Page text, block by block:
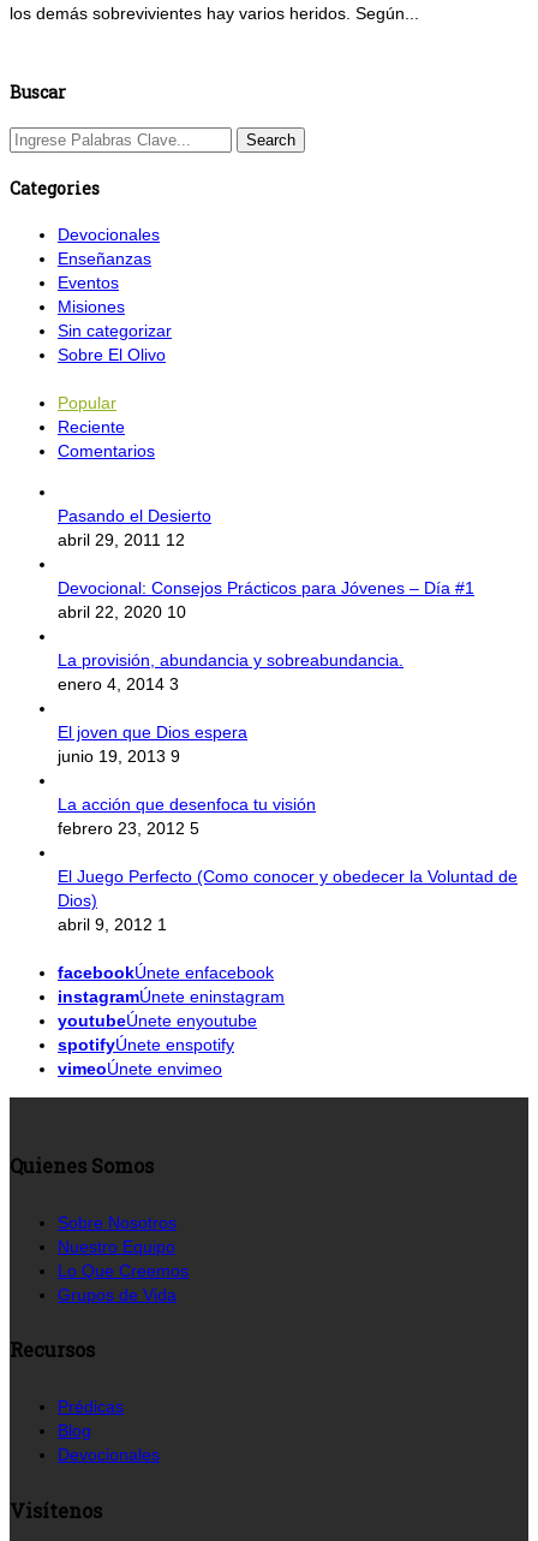
los demás sobrevivientes hay varios heridos. Según...
Buscar
Categories
Devocionales
Enseñanzas
Eventos
Misiones
Sin categorizar
Sobre El Olivo
Popular
Reciente
Comentarios
Pasando el Desierto
abril 29, 2011 12
Devocional: Consejos Prácticos para Jóvenes – Día #1
abril 22, 2020 10
La provisión, abundancia y sobreabundancia.
enero 4, 2014 3
El joven que Dios espera
junio 19, 2013 9
La acción que desenfoca tu visión
febrero 23, 2012 5
El Juego Perfecto (Como conocer y obedecer la Voluntad de
Dios)
abril 9, 2012 1
facebookÚnete enfacebook
instagramÚnete eninstagram
youtubeÚnete enyoutube
spotifyÚnete enspotify
vimeoÚnete envimeo
Quienes Somos
Sobre Nosotros
Nuestro Equipo
Lo Que Creemos
Grupos de Vida
Recursos
Prédicas
Blog
Devocionales
Visítenos